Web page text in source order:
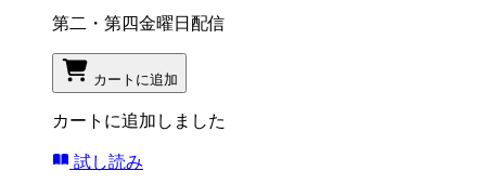
第二・第四金曜日配信
カートに追加
カートに追加しました
試し読み